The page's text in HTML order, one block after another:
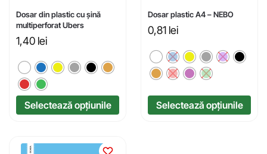
Dosar din plastic cu șină
multiperforat Ubers
1,40 lei
Selectează opțiunile
Dosar plastic A4 – NEBO
0,81 lei
Selectează opțiunile